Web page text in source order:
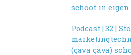
schoot in eigen
Podcast | 32 |
(çava çava)